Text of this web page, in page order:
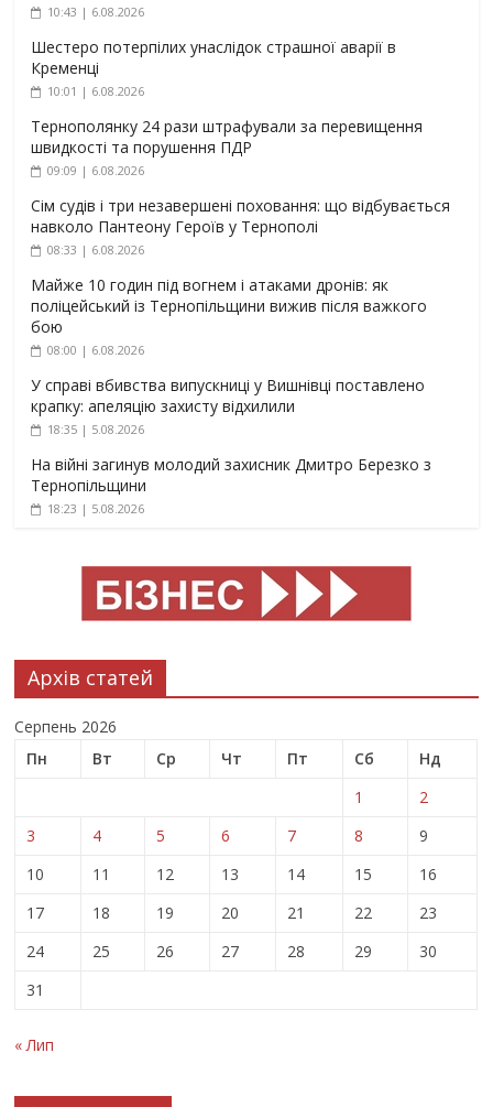
10:43 | 6.08.2026
Шестеро потерпілих унаслідок страшної аварії в
Кременці
10:01 | 6.08.2026
Тернополянку 24 рази штрафували за перевищення
швидкості та порушення ПДР
09:09 | 6.08.2026
Сім судів і три незавершені поховання: що відбувається
навколо Пантеону Героїв у Тернополі
08:33 | 6.08.2026
Майже 10 годин під вогнем і атаками дронів: як
поліцейський із Тернопільщини вижив після важкого
бою
08:00 | 6.08.2026
У справі вбивства випускниці у Вишнівці поставлено
крапку: апеляцію захисту відхилили
18:35 | 5.08.2026
На війні загинув молодий захисник Дмитро Березко з
Тернопільщини
18:23 | 5.08.2026
Архів статей
Серпень 2026
Пн
Вт Ср Чт Пт Сб
Нд
1
2
3
4 5 6 7 8
9
10
11 12 13 14 15
16
17
18 19 20 21 22
23
24
25 26 27 28 29
30
31
« Лип